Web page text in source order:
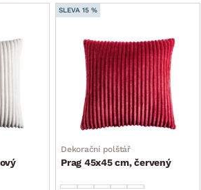
SLEVA 15 %
Dekorační polštář
Prag 45x45 cm, červený